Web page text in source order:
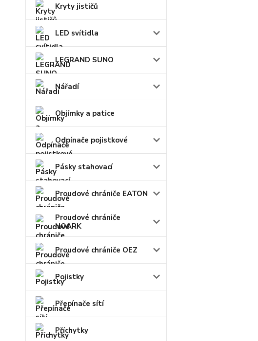
Kryty jističů
LED svítidla
LEGRAND SUNO
Nářadí
Objímky a patice
Odpínače pojistkové
Pásky stahovací
Proudové chrániče EATON
Proudové chrániče
NOARK
Proudové chrániče OEZ
Pojistky
Přepínače sítí
Příchytky